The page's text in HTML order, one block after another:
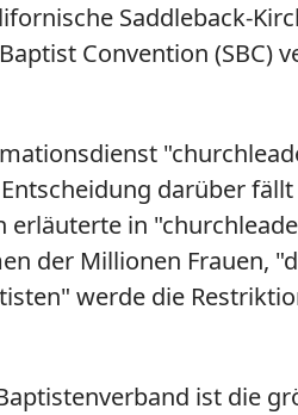
Saddleback-
Convention
darüber
erläuterte in
der Millionen Frauen,
werde die
ist die